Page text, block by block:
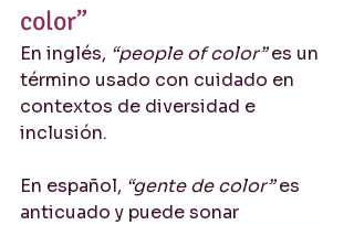
color”
En inglés, “people of color” es un
término usado con cuidado en
contextos de diversidad e
inclusión.
En español, “gente de color” es
anticuado y puede sonar